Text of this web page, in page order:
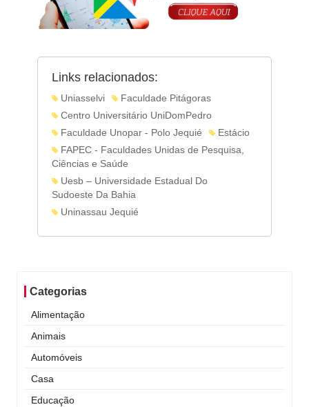
Links relacionados:
Uniasselvi
Faculdade Pitágoras
Centro Universitário UniDomPedro
Faculdade Unopar - Polo Jequié
Estácio
FAPEC - Faculdades Unidas de Pesquisa,
Ciências e Saúde
Uesb – Universidade Estadual Do
Sudoeste Da Bahia
Uninassau Jequié
Categorias
Alimentação
Animais
Automóveis
Casa
Educação